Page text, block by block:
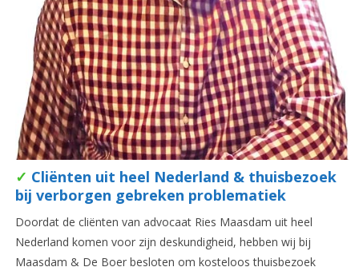
✓ Cliënten uit heel Nederland & thuisbezoek
bij verborgen gebreken problematiek
Doordat de cliënten van advocaat Ries Maasdam uit heel
Nederland komen voor zijn deskundigheid, hebben wij bij
Maasdam & De Boer besloten om kosteloos thuisbezoek